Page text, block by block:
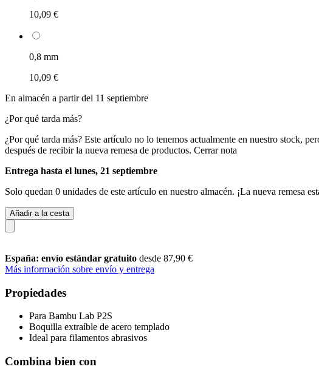
10,09 €
0,8 mm
10,09 €
En almacén a partir del 11 septiembre
¿Por qué tarda más?
¿Por qué tarda más? Este artículo no lo tenemos actualmente en nuestro stock,
después de recibir la nueva remesa de productos. Cerrar nota
Entrega hasta el lunes, 21 septiembre
Solo quedan 0 unidades de este artículo en nuestro almacén. ¡La nueva remesa
Añadir a la cesta
España: envío estándar gratuito desde 87,90 €
Más información sobre envío y entrega
Propiedades
Para Bambu Lab P2S
Boquilla extraíble de acero templado
Ideal para filamentos abrasivos
Combina bien con